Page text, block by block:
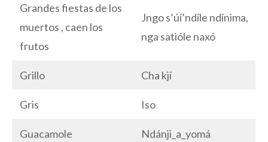
Grandes fiestas de los
muertos , caen los
frutos
Jngo s’úí’ndíle ndínima,
nga satióle naxó
Grillo Cha kjí
Gris Iso
Guacamole Ndánji_a_yomá